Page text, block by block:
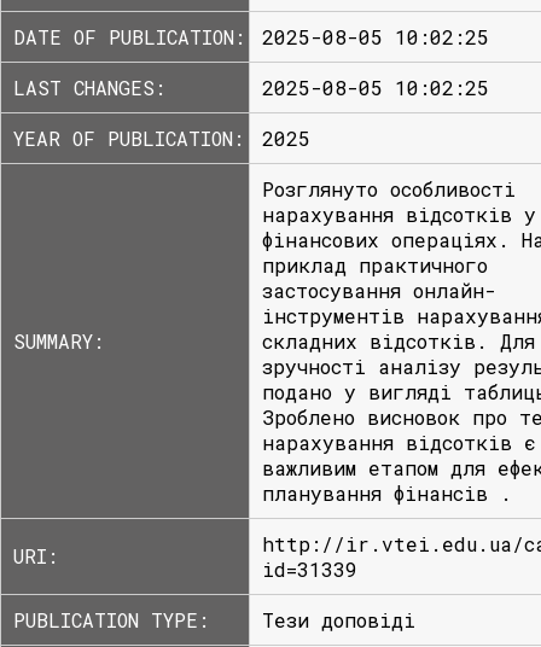
DATE OF PUBLICATION:
2025-08-05 10:02:25
LAST CHANGES:
2025-08-05 10:02:25
YEAR OF PUBLICATION:
2025
SUMMARY:
Розглянуто особливості
нарахування відсотків у
фінансових операціях.
приклад практичного
застосування онлайн-
інструментів
складних відсотків. Для
зручності аналізу
подано у вигляді
Зроблено висновок про
нарахування відсотків є
важливим етапом для
планування фінансів .
URI:
http://ir.vtei.edu.ua/
id=31339
PUBLICATION TYPE:
Тези доповіді